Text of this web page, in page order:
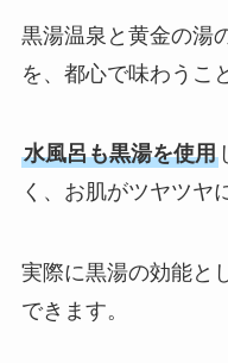
黒湯温泉と黄金の湯
を、都心で味わうこ
水風呂も黒湯を使用
く、お肌がツヤツヤ
実際に黒湯の効能と
できます。